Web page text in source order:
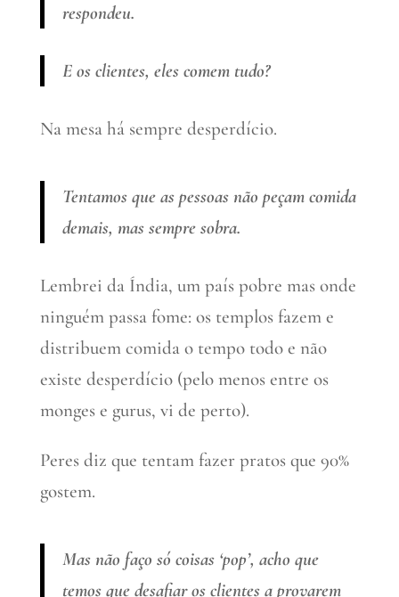
respondeu.
E os clientes, eles comem tudo?
Na mesa há sempre desperdício.
Tentamos que as pessoas não peçam comida
demais, mas sempre sobra.
Lembrei da Índia, um país pobre mas onde
ninguém passa fome: os templos fazem e
distribuem comida o tempo todo e não
existe desperdício (pelo menos entre os
monges e gurus, vi de perto).
Peres diz que tentam fazer pratos que 90%
gostem.
Mas não faço só coisas ‘pop’, acho que
temos que desafiar os clientes a provarem